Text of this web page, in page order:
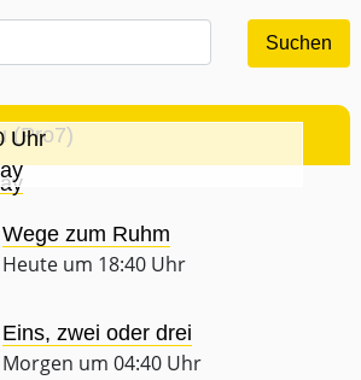
(Pro7)
Uhr
Wege zum Ruhm
Heute um 18:40 Uhr
Eins, zwei oder drei
Morgen um 04:40 Uhr